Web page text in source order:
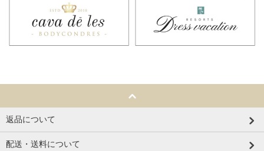
返品について
配送・送料について